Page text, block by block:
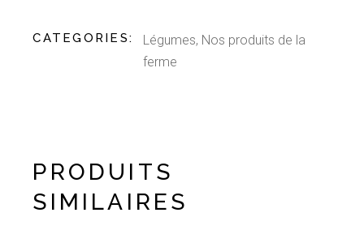
CATEGORIES: Légumes, Nos produits de la
ferme
PRODUITS
SIMILAIRES